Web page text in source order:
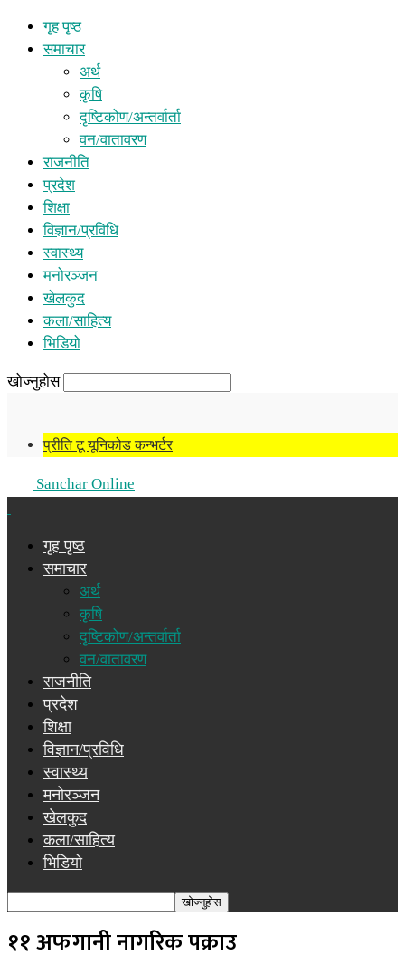
गृह पृष्ठ
समाचार
अर्थ
कृषि
दृष्टिकोण/अन्तर्वार्ता
वन/वातावरण
राजनीति
प्रदेश
शिक्षा
विज्ञान/प्रविधि
स्वास्थ्य
मनोरञ्जन
खेलकुद
कला/साहित्य
भिडियो
खोज्नुहोस
प्रीति टू यूनिकोड कन्भर्टर
Sanchar Online
गृह पृष्ठ
समाचार
अर्थ
कृषि
दृष्टिकोण/अन्तर्वार्ता
वन/वातावरण
राजनीति
प्रदेश
शिक्षा
विज्ञान/प्रविधि
स्वास्थ्य
मनोरञ्जन
खेलकुद
कला/साहित्य
भिडियो
११ अफगानी नागरिक पक्राउ